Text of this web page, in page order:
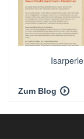
Isarperle
Zum Blog